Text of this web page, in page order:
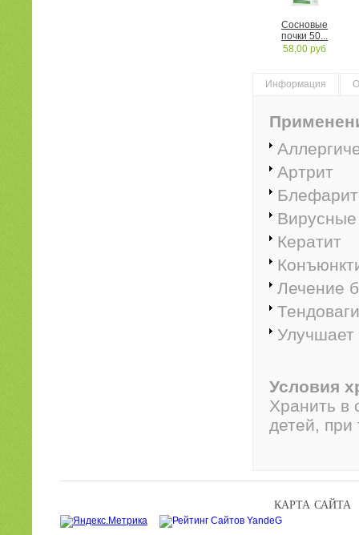
Сосновые
почки 50...
58,00 руб
Информация
Артрит
Блефарит
Вирусные
Кератит
Лечение
Улучшает
Условия
Хранить в
детей,
КАРТА САЙТА